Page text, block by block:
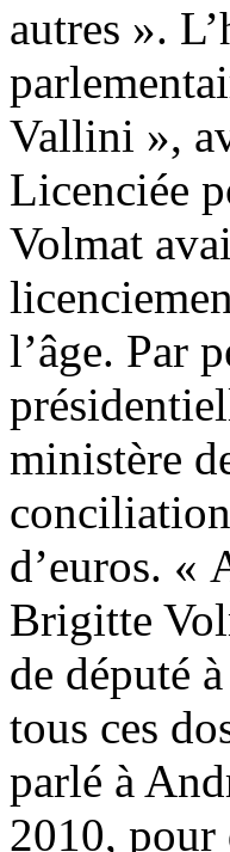
autres ».
Vallini »,
Licenciée
Volmat
l’âge. Par
ministère
d’euros. «
Brigitte
de député
tous ces
parlé à
2010, pour